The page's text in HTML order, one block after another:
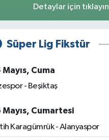
Detaylar için tıklayın
Süper Lig Fikstür
Mayıs, Cuma
- Beşiktaş
Mayıs, Cumartesi
Karagümrük - Alanyaspor